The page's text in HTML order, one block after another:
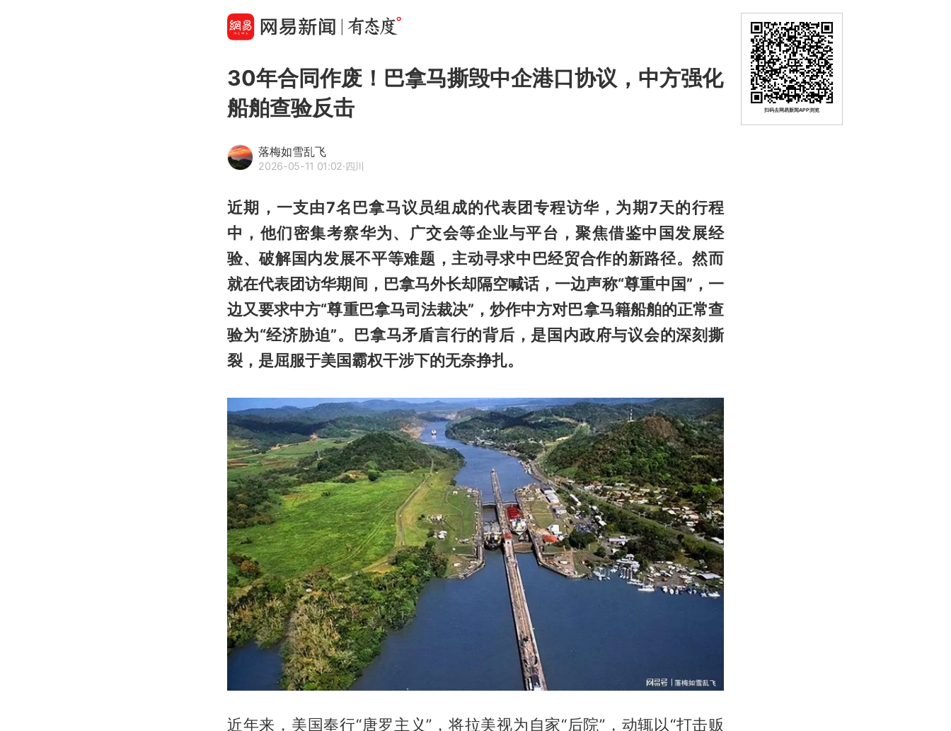
30年合同作废！巴拿马撕毁中企港口协议，中方强化
船舶查验反击
落梅如雪乱飞
2026-05-11 01:02·四川
近期，一支由7名巴拿马议员组成的代表团专程访华，为期7天的行程
中，他们密集考察华为、广交会等企业与平台，聚焦借鉴中国发展经
验、破解国内发展不平等难题，主动寻求中巴经贸合作的新路径。然而
就在代表团访华期间，巴拿马外长却隔空喊话，一边声称“尊重中国”，一
边又要求中方“尊重巴拿马司法裁决”，炒作中方对巴拿马籍船舶的正常查
验为“经济胁迫”。巴拿马矛盾言行的背后，是国内政府与议会的深刻撕
裂，是屈服于美国霸权干涉下的无奈挣扎。
近年来，美国奉行“唐罗主义”，将拉美视为自家“后院”，动辄以“打击贩
扫码去网易新闻APP浏览